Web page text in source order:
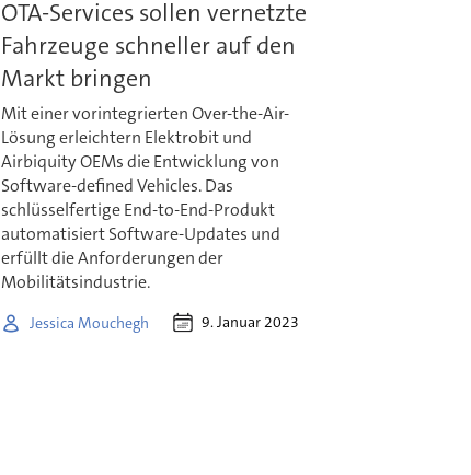
OTA-Services sollen vernetzte
Fahrzeuge schneller auf den
Markt bringen
Mit einer vorintegrierten Over-the-Air-
Lösung erleichtern Elektrobit und
Airbiquity OEMs die Entwicklung von
Software-defined Vehicles. Das
schlüsselfertige End-to-End-Produkt
automatisiert Software-Updates und
erfüllt die Anforderungen der
Mobilitätsindustrie.
Jessica Mouchegh 9. Januar 2023